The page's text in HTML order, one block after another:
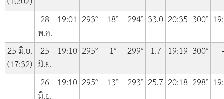
28
พ.ค.
19:01 293° 18° 294° 33.0 20:35 300°
25 มิ.ย.
(17:32)
25
มิ.ย.
19:10 295° 1° 299° 1.7 19:19 300°
-
26 19:10 295° 13° 293° 25.7 20:18 298°